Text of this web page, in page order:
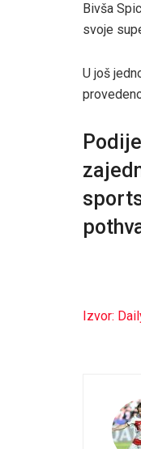
Bivša
svoje
U još
Izvor: